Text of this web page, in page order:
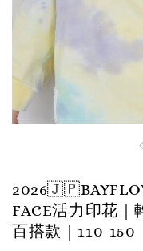
FACE活力印花
百搭款｜110-150